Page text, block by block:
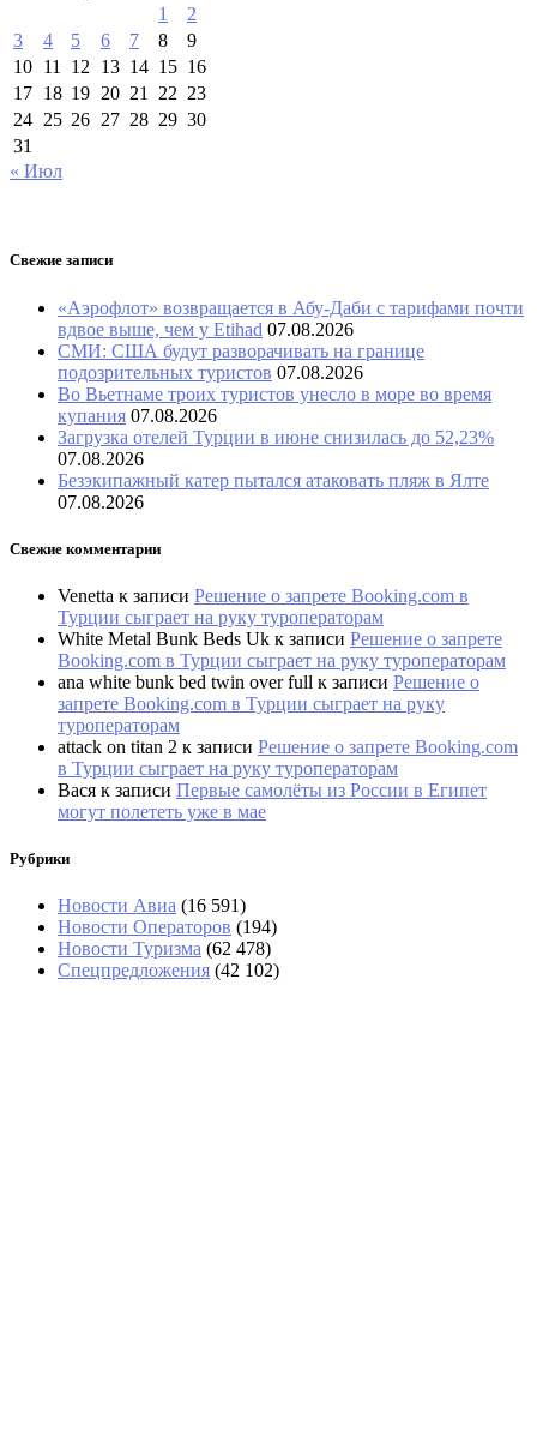
1
2
3
4 5 6 7 8
9
10 11 12 13 14 15 16
17 18 19 20 21 22 23
24 25 26 27 28 29 30
31
« Июл
Свежие записи
«Аэрофлот» возвращается в Абу-Даби с тарифами почти
вдвое выше, чем у Etihad 07.08.2026
СМИ: США будут разворачивать на границе
подозрительных туристов 07.08.2026
Во Вьетнаме троих туристов унесло в море во время
купания 07.08.2026
Загрузка отелей Турции в июне снизилась до 52,23%
07.08.2026
Безэкипажный катер пытался атаковать пляж в Ялте
07.08.2026
Свежие комментарии
Venetta к записи Решение о запрете Booking.com в
Турции сыграет на руку туроператорам
White Metal Bunk Beds Uk к записи Решение о запрете
Booking.com в Турции сыграет на руку туроператорам
ana white bunk bed twin over full к записи Решение о
запрете Booking.com в Турции сыграет на руку
туроператорам
attack on titan 2 к записи Решение о запрете Booking.com
в Турции сыграет на руку туроператорам
Вася к записи Первые самолёты из России в Египет
могут полететь уже в мае
Рубрики
Новости Авиа (16 591)
Новости Операторов (194)
Новости Туризма (62 478)
Спецпредложения (42 102)